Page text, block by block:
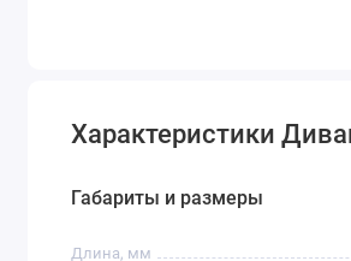
Характеристики
Габариты и размеры
Длина, мм